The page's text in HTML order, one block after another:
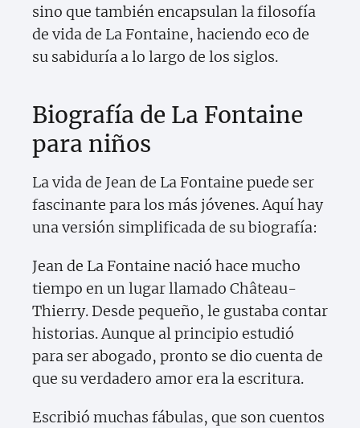
sino que también encapsulan la filosofía
de vida de La Fontaine, haciendo eco de
su sabiduría a lo largo de los siglos.
Biografía de La Fontaine
para niños
La vida de Jean de La Fontaine puede ser
fascinante para los más jóvenes. Aquí hay
una versión simplificada de su biografía:
Jean de La Fontaine nació hace mucho
tiempo en un lugar llamado Château-
Thierry. Desde pequeño, le gustaba contar
historias. Aunque al principio estudió
para ser abogado, pronto se dio cuenta de
que su verdadero amor era la escritura.
Escribió muchas fábulas, que son cuentos